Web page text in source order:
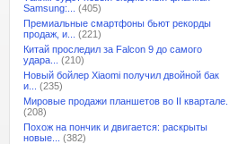
Samsung:...
(405)
Премиальные смартфоны бьют рекорды
продаж, и...
(221)
Китай проследил за Falcon 9 до самого
удара...
(210)
Новый бойлер Xiaomi получил двойной бак
и...
(235)
Мировые продажи планшетов во II квартале...
(208)
Похож на пончик и двигается: раскрыты
новые...
(382)